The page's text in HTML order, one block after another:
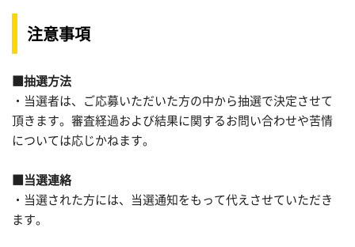
注意事項
■抽選方法
・当選者は、ご応募いただいた方の中から抽選で決定させて
頂きます。審査経過および結果に関するお問い合わせや苦情
については応じかねます。
■当選連絡
・当選された方には、当選通知をもって代えさせていただき
ます。